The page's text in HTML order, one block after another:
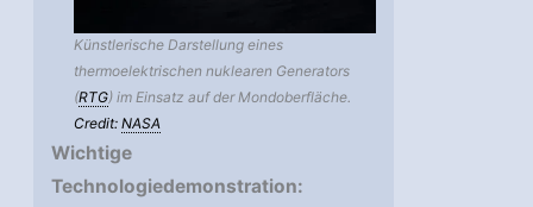
Künstlerische Darstellung eines
thermoelektrischen nuklearen Generators
(RTG) im Einsatz auf der Mondoberfläche.
Credit:NASA
Wichtige
Technologiedemonstration: